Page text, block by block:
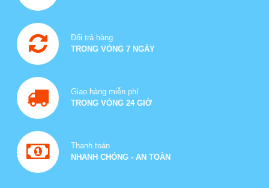
Đổi trả hàng
TRONG VÒNG 7 NGÀY
Giao hàng miễn phí
TRONG VÒNG 24 GIỜ
Thanh toán
NHANH CHÓNG - AN TOÀN